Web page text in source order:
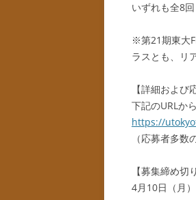
いずれも全8回
※第21期東大
ラスとも、リ
【詳細および
下記のURLか
https://
（応募者多
【募集締め切
4月10日（月